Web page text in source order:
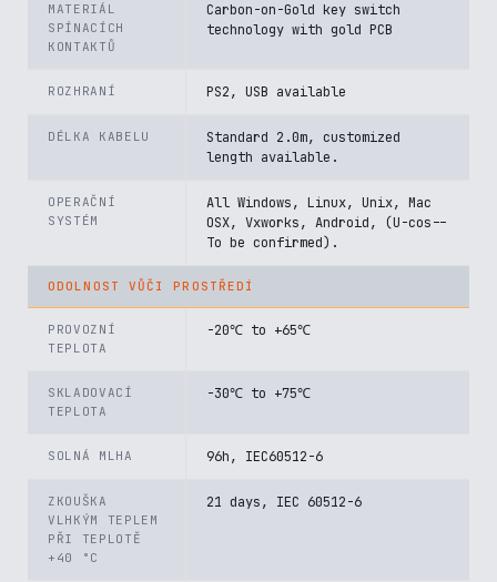
MATERIÁL
SPÍNACÍCH
KONTAKTŮ
Carbon-on-Gold key switch
technology with gold PCB
ROZHRANÍ PS2, USB available
DÉLKA KABELU
Standard 2.0m, customized
length available.
OPERAČNÍ
SYSTÉM
All Windows, Linux, Unix, Mac
OSX, Vxworks, Android, (U-cos--
To be confirmed).
ODOLNOST VŮČI PROSTŘEDÍ
PROVOZNÍ
TEPLOTA
-20℃ to +65℃
SKLADOVACÍ
TEPLOTA
-30℃ to +75℃
SOLNÁ MLHA 96h, IEC60512-6
ZKOUŠKA
VLHKÝM TEPLEM
PŘI TEPLOTĚ
+40 °C
21 days, IEC 60512-6